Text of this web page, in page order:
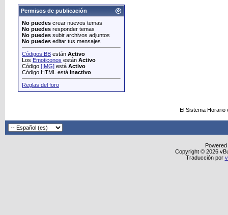
Permisos de publicación
No puedes crear nuevos temas
No puedes responder temas
No puedes subir archivos adjuntos
No puedes editar tus mensajes
Códigos BB están Activo
Los Emoticonos están Activo
Código [IMG] está Activo
Código HTML está Inactivo
Reglas del foro
El Sistema
Copyright © 2026
Traducción por